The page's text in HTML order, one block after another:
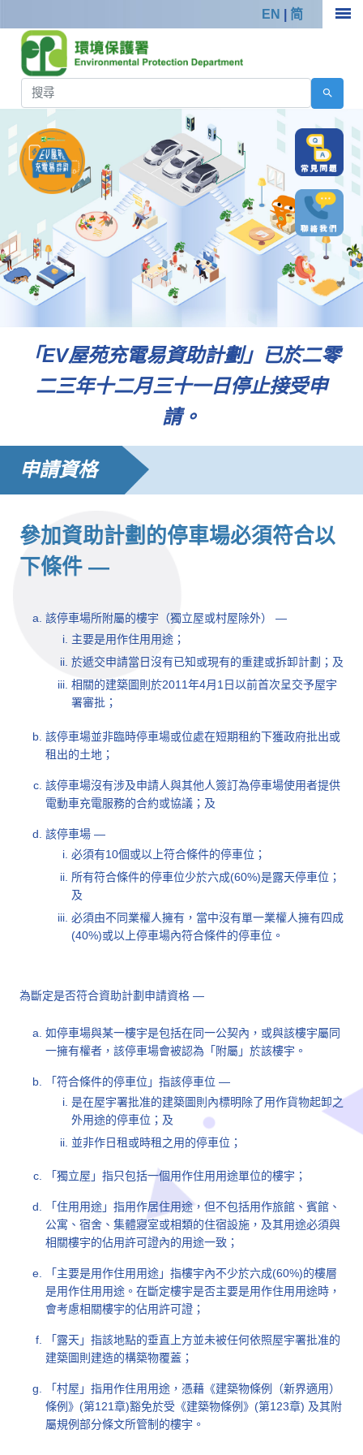
EN 简
「EV屋苑充電易資助計劃」已於二零
二三年十二月三十一日停止接受申
請。
申請資格
參加資助計劃的停車場必須符合以
下條件 —
該停車場所附屬的樓宇（獨立屋或村屋除外） —
主要是用作住用用途；
於遞交申請當日沒有已知或現有的重建或拆卸計劃；及
相關的建築圖則於2011年4月1日以前首次呈交予屋宇
署審批；
該停車場並非臨時停車場或位處在短期租約下獲政府批出或
租出的土地；
該停車場沒有涉及申請人與其他人簽訂為停車場使用者提供
電動車充電服務的合約或協議；及
該停車場 —
必須有10個或以上符合條件的停車位；
所有符合條件的停車位少於六成(60%)是露天停車位；
及
必須由不同業權人擁有，當中沒有單一業權人擁有四成
(40%)或以上停車場內符合條件的停車位。
為斷定是否符合資助計劃申請資格 —
如停車場與某一樓宇是包括在同一公契內，或與該樓宇屬同
一擁有權者，該停車場會被認為「附屬」於該樓宇。
「符合條件的停車位」指該停車位 —
是在屋宇署批准的建築圖則內標明除了用作貨物起卸之
外用途的停車位；及
並非作日租或時租之用的停車位；
「獨立屋」指只包括一個用作住用用途單位的樓宇；
「住用用途」指用作居住用途，但不包括用作旅館、賓館、
公寓、宿舍、集體寢室或相類的住宿設施，及其用途必須與
相關樓宇的佔用許可證內的用途一致；
「主要是用作住用用途」指樓宇內不少於六成(60%)的樓層
是用作住用用途。在斷定樓宇是否主要是用作住用用途時，
會考慮相關樓宇的佔用許可證；
「露天」指該地點的垂直上方並未被任何依照屋宇署批准的
建築圖則建造的構築物覆蓋；
「村屋」指用作住用用途，憑藉《建築物條例（新界適用）
條例》(第121章)豁免於受《建築物條例》(第123章) 及其附
屬規例部分條文所管制的樓宇。